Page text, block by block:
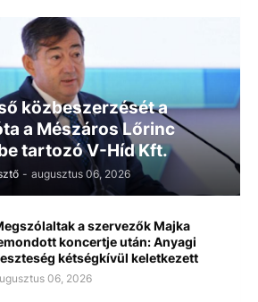
közbeszerzését a
a Mészáros Lőrinc
tartozó V-Híd Kft.
- augusztus 06, 2026
a szervezők Majka
koncertje után: Anyagi
kétségkívül keletkezett
06, 2026